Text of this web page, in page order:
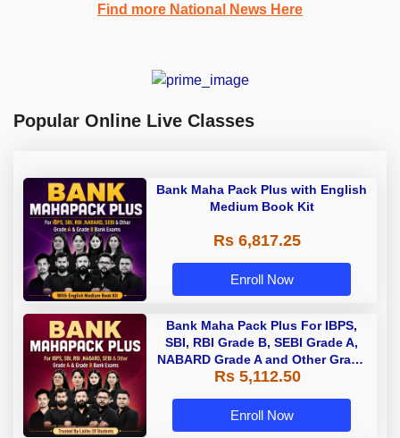
Find more National News Here
Popular Online Live Classes
Bank Maha Pack Plus with English
Medium Book Kit
Rs 6,817.25
Enroll Now
Bank Maha Pack Plus For IBPS,
SBI, RBI Grade B, SEBI Grade A,
NABARD Grade A and Other Grade
A & Grade B Bank Exams
Rs 5,112.50
Enroll Now